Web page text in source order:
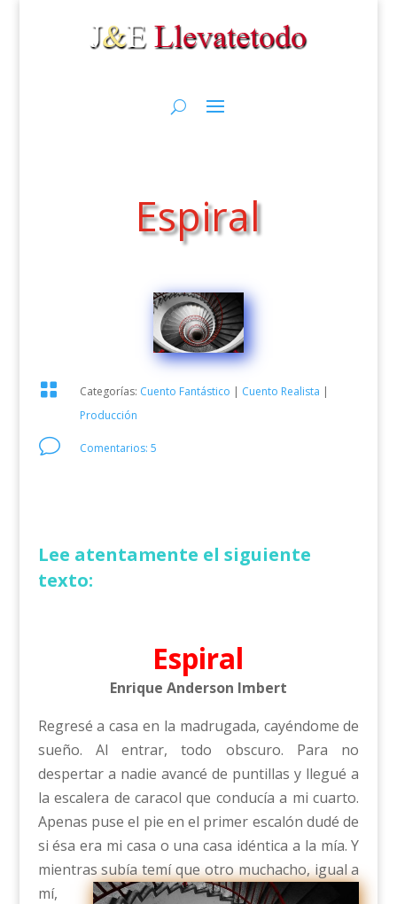
Espiral
 Categorías: Cuento Fantástico | Cuento Realista |
Producción
v Comentarios: 5
Lee atentamente el siguiente
texto:
Espiral
Enrique Anderson Imbert
Regresé a casa en la madrugada, cayéndome de
sueño. Al entrar, todo obscuro. Para no
despertar a nadie avancé de puntillas y llegué a
la escalera de caracol que conducía a mi cuarto.
Apenas puse el pie en el primer escalón dudé de
si ésa era mi casa o una casa idéntica a la mía. Y
mientras subía temí que otro muchacho, igual a
mí,